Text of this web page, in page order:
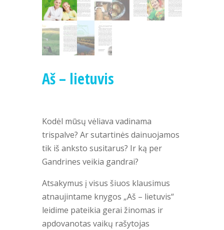
Aš – lietuvis
Kodėl mūsų vėliava vadinama
trispalve? Ar sutartinės dainuojamos
tik iš anksto susitarus? Ir ką per
Gandrines veikia gandrai?
Atsakymus į visus šiuos klausimus
atnaujintame knygos „Aš – lietuvis“
leidime pateikia gerai žinomas ir
apdovanotas vaikų rašytojas